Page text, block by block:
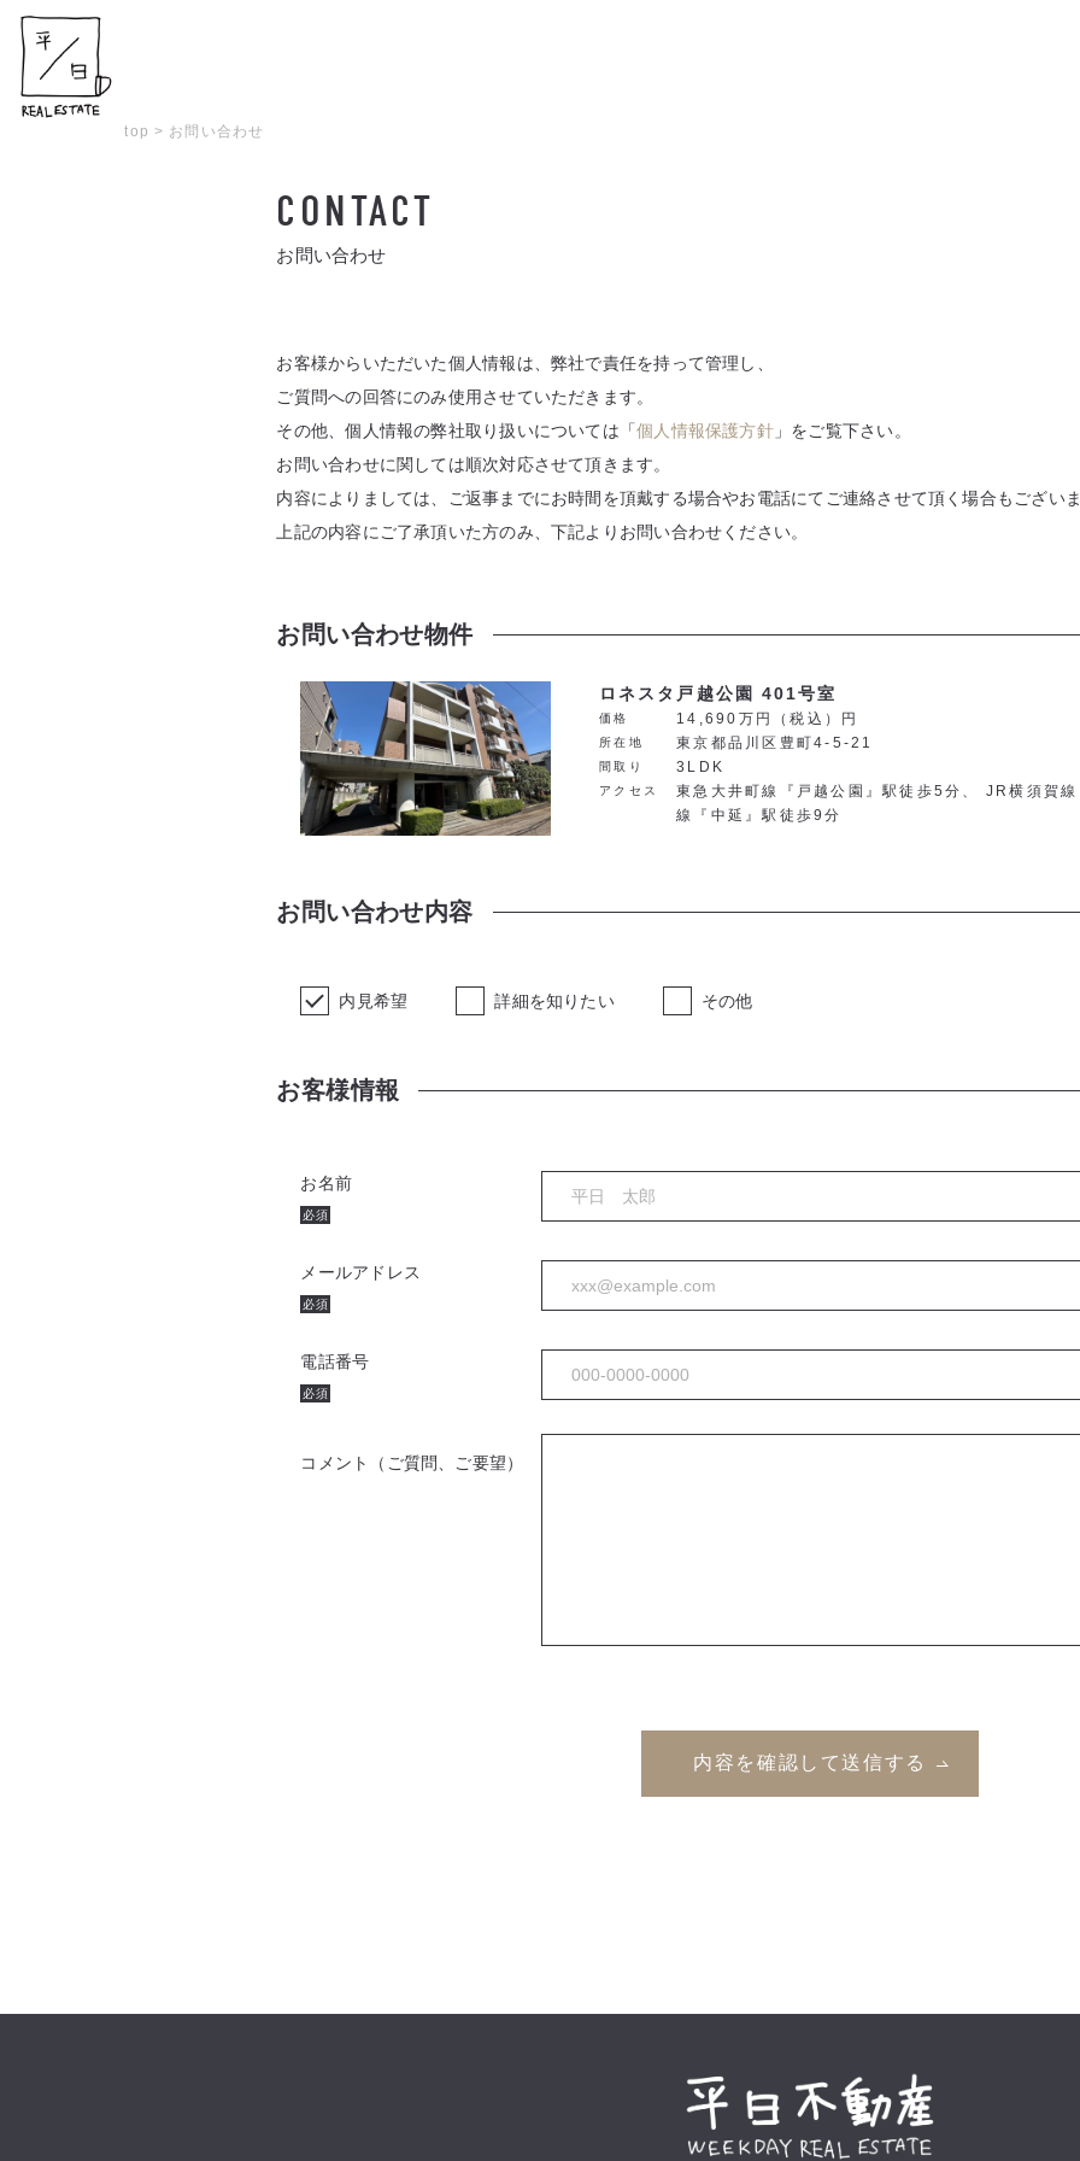
top > お問い合わせ
CONTACT
お問い合わせ
お客様からいただいた個人情報は、弊社で責任を持って管理し、
ご質問への回答にのみ使用させていただきます。
その他、個人情報の弊社取り扱いについては「個人情報保護方針」をご覧下さい。
お問い合わせに関しては順次対応させて頂きます。
内容によりましては、ご返事までにお時間を頂戴する場合やお電話にてご連絡させて頂く場合もございま
上記の内容にご了承頂いた方のみ、下記よりお問い合わせください。
お問い合わせ物件
ロネスタ戸越公園 401号室
価格 14,690万円（税込）円
所在地 東京都品川区豊町4-5-21
間取り 3LDK
アクセス
東急大井町線『戸越公園』駅徒歩5分、 JR横須賀
線『中延』駅徒歩9分
お問い合わせ内容
内見希望 詳細を知りたい その他
お客様情報
お名前
必須
メールアドレス
必須
電話番号
必須
コメント（ご質問、ご要望）